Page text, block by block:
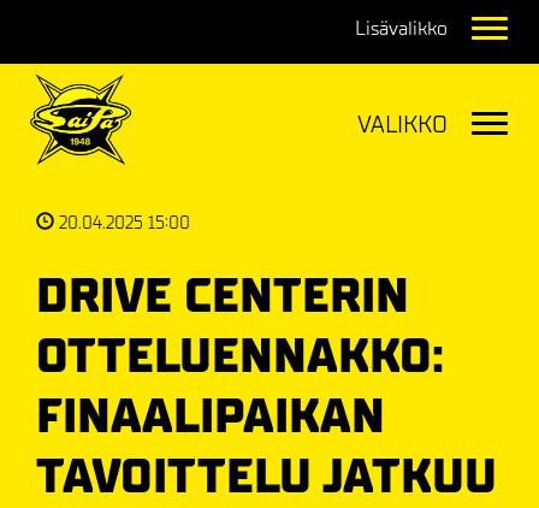
20.04.2025 15:00
DRIVE CENTERIN
OTTELUENNAKKO:
FINAALIPAIKAN
TAVOITTELU JATKUU